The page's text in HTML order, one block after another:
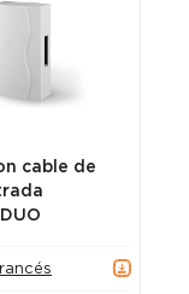
cable de